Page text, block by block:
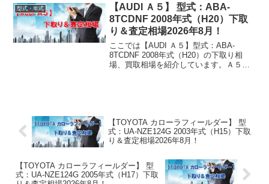
円買取り相場：マ...
型式・年式
【AUDI Ａ５】 型式：ABA-
8TCDNF 2008年式（H20）下取
り＆査定相場2026年8月！
ここでは【AUDI Ａ５】型式：ABA-
8TCDNF 2008年式（H20）の下取り相
場、買取相場を紹介しています。Ａ５
【TOYOTA カローラフィールダー】 型
式：UA-NZE124G 2003年式（H15）下取
り＆査定相場2026年8月！
【TOYOTA カローラフィールダー】 型
式：UA-NZE124G 2005年式（H17）下取